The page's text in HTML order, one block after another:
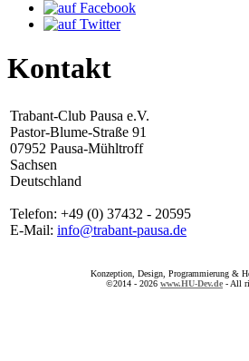
Kontakt
Trabant-Club Pausa e.V.
Pastor-Blume-Straße 91
07952 Pausa-Mühltroff
Sachsen
Deutschland
Telefon: +49 (0) 37432 - 20595
E-Mail: info@trabant-pausa.de
Konzeption, Design, Programmierung &
©2014 - 2026 www.HU-Dev.de - All